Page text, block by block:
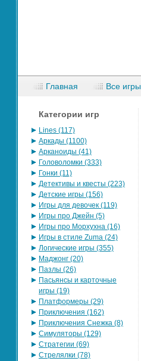
Главная Все игры
Категории игр
Lines (117)
Аркады (1100)
Арканоиды (41)
Головоломки (333)
Гонки (11)
Детективы и квесты (223)
Детские игры (156)
Игры для девочек (119)
Игры про Джейн (5)
Игры про Морхухна (16)
Игры в стиле Zuma (24)
Логические игры (355)
Маджонг (20)
Пазлы (26)
Пасьянсы и карточные
игры (19)
Платформеры (29)
Приключения (162)
Приключения Снежка (8)
Симуляторы (129)
Стратегии (69)
Стрелялки (78)